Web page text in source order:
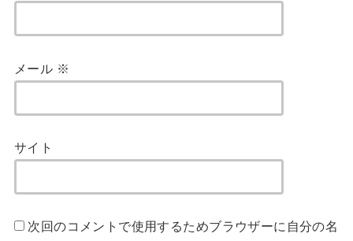
メール ※
サイト
次回のコメントで使用するためブラウザーに自分の名